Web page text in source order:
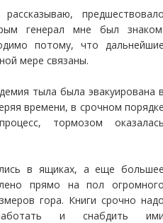
генерал мне был
потому, что
мере связаны.
тыла была эвакуирована
времени, в срочном
тормозом
в ящиках, а еще
прямо на пол
гора. Книги срочно
и снабдить